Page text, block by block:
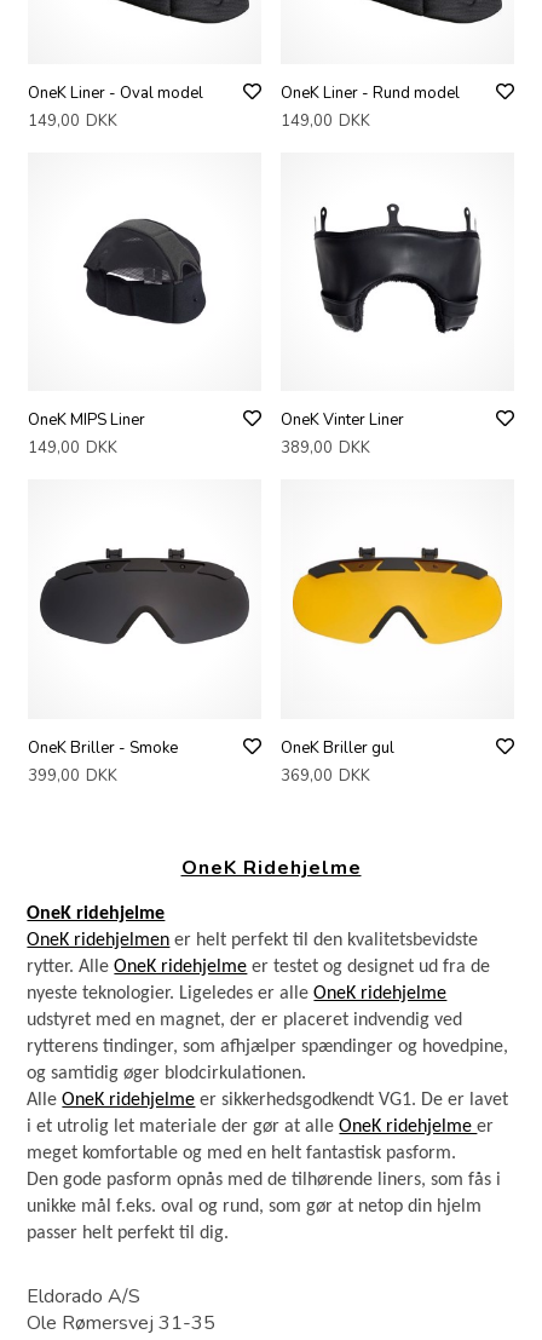
OneK Liner - Oval model
149,00 DKK
OneK Liner - Rund model
149,00 DKK
OneK MIPS Liner
149,00 DKK
OneK Vinter Liner
389,00 DKK
OneK Briller - Smoke
399,00 DKK
OneK Briller gul
369,00 DKK
OneK Ridehjelme
OneK ridehjelme
OneK ridehjelmen er helt perfekt til den kvalitetsbevidste
rytter. AlleOneK ridehjelme er testet og designet ud fra de
nyeste teknologier. Ligeledes er alleOneK ridehjelme
udstyret med en magnet, der er placeret indvendig ved
rytterens tindinger, som afhjælper spændinger og hovedpine,
og samtidig øger blodcirkulationen.
AlleOneK ridehjelme er sikkerhedsgodkendt VG1. De er lavet
i et utrolig let materiale der gør at alleOneK ridehjelmeer
meget komfortable og med en helt fantastisk pasform.
Den gode pasform opnås med de tilhørende liners, som fås i
unikke mål f.eks. oval og rund, som gør at netop din hjelm
passer helt perfekt til dig.
Eldorado A/S
Ole Rømersvej 31-35